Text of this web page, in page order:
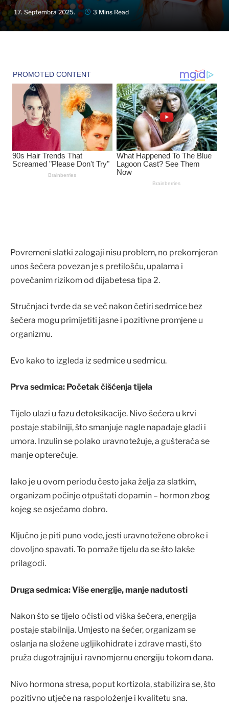
17. Septembra 2025. 3 Mins Read
Povremeni slatki zalogaji nisu problem, no prekomjeran
unos šećera povezan je s pretilošću, upalama i
povećanim rizikom od dijabetesa tipa 2.
Stručnjaci tvrde da se već nakon četiri sedmice bez
šećera mogu primijetiti jasne i pozitivne promjene u
organizmu.
Evo kako to izgleda iz sedmice u sedmicu.
Prva sedmica: Početak čišćenja tijela
Tijelo ulazi u fazu detoksikacije. Nivo šećera u krvi
postaje stabilniji, što smanjuje nagle napadaje gladi i
umora. Inzulin se polako uravnotežuje, a gušterača se
manje opterećuje.
Iako je u ovom periodu često jaka želja za slatkim,
organizam počinje otpuštati dopamin – hormon zbog
kojeg se osjećamo dobro.
Ključno je piti puno vode, jesti uravnotežene obroke i
dovoljno spavati. To pomaže tijelu da se što lakše
prilagodi.
Druga sedmica: Više energije, manje nadutosti
Nakon što se tijelo očisti od viška šećera, energija
postaje stabilnija. Umjesto na šećer, organizam se
oslanja na složene ugljikohidrate i zdrave masti, što
pruža dugotrajniju i ravnomjernu energiju tokom dana.
Nivo hormona stresa, poput kortizola, stabilizira se, što
pozitivno utječe na raspoloženje i kvalitetu sna.